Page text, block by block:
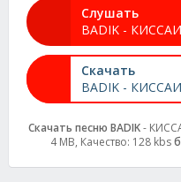
Слушать
BADIK -
Скачать
BADIK -
Скачать песню BADIK-
4 MB, Качество: 128 kbs